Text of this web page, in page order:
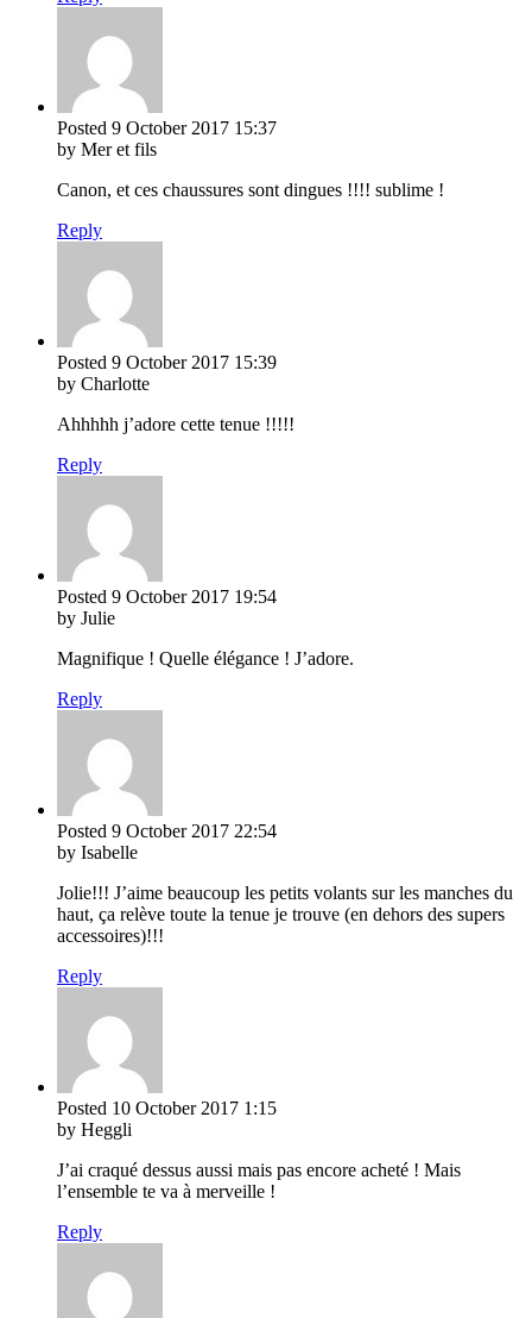
Posted 9 October 2017 15:37
by Mer et fils
Canon, et ces chaussures sont dingues !!!! sublime !
Reply
Posted 9 October 2017 15:39
by Charlotte
Ahhhhh j’adore cette tenue !!!!!
Reply
Posted 9 October 2017 19:54
by Julie
Magnifique ! Quelle élégance ! J’adore.
Reply
Posted 9 October 2017 22:54
by Isabelle
Jolie!!! J’aime beaucoup les petits volants sur les manches du
haut, ça relève toute la tenue je trouve (en dehors des supers
accessoires)!!!
Reply
Posted 10 October 2017 1:15
by Heggli
J’ai craqué dessus aussi mais pas encore acheté ! Mais
l’ensemble te va à merveille !
Reply